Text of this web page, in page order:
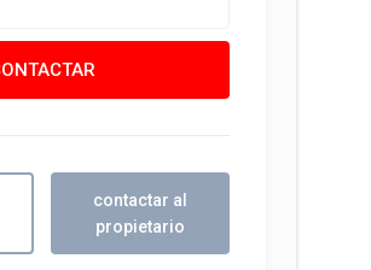
contactar al
propietario